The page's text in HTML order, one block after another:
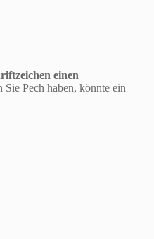
einen
Pech haben, könnte ein